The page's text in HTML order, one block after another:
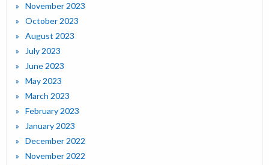
November 2023
October 2023
August 2023
July 2023
June 2023
May 2023
March 2023
February 2023
January 2023
December 2022
November 2022